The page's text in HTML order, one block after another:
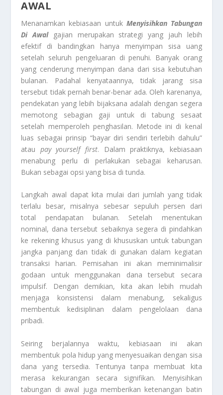
AWAL
Menanamkan kebiasaan untuk Menyisihkan Tabungan
Di Awalgajian merupakan strategi yang jauh lebih
efektif di bandingkan hanya menyimpan sisa uang
setelah seluruh pengeluaran di penuhi. Banyak orang
yang cenderung menyimpan dana dari sisa kebutuhan
bulanan. Padahal kenyataannya, tidak jarang sisa
tersebut tidak pernah benar-benar ada. Oleh karenanya,
pendekatan yang lebih bijaksana adalah dengan segera
memotong sebagian gaji untuk di tabung sesaat
setelah memperoleh penghasilan. Metode ini di kenal
luas sebagai prinsip “bayar diri sendiri terlebih dahulu”
atau pay yourself first. Dalam praktiknya, kebiasaan
menabung perlu di perlakukan sebagai keharusan.
Bukan sebagai opsi yang bisa di tunda.
Langkah awal dapat kita mulai dari jumlah yang tidak
terlalu besar, misalnya sebesar sepuluh persen dari
total pendapatan bulanan. Setelah menentukan
nominal, dana tersebut sebaiknya segera di pindahkan
ke rekening khusus yang di khususkan untuk tabungan
jangka panjang dan tidak di gunakan dalam kegiatan
transaksi harian. Pemisahan ini akan meminimalisir
godaan untuk menggunakan dana tersebut secara
impulsif. Dengan demikian, kita akan lebih mudah
menjaga konsistensi dalam menabung, sekaligus
membentuk kedisiplinan dalam pengelolaan dana
pribadi.
Seiring berjalannya waktu, kebiasaan ini akan
membentuk pola hidup yang menyesuaikan dengan sisa
dana yang tersedia. Tentunya tanpa membuat kita
merasa kekurangan secara signifikan. Menyisihkan
tabungan di awal juga memberikan ketenangan batin